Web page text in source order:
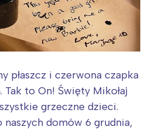
płaszcz i czerwona czapka
Tak to On! Święty Mikołaj
grzeczne dzieci.
naszych domów 6 grudnia,